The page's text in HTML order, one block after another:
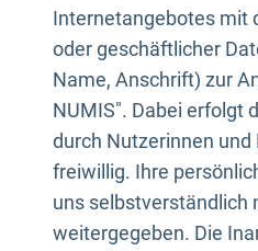
Internetangebotes mit
oder geschäftlicher
Name, Anschrift) zur
NUMIS". Dabei erfolgt
durch Nutzerinnen
freiwillig. Ihre
uns selbstverständlich
weitergegeben. Die